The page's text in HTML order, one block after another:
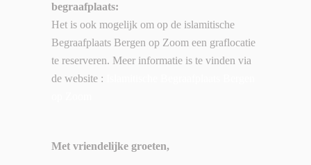
begraafplaats:
Het is ook mogelijk om op de islamitische
Begraafplaats Bergen op Zoom een graflocatie
te reserveren. Meer informatie is te vinden via
de website :
Met vriendelijke groeten,